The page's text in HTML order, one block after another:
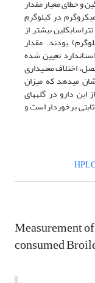
و خطای معیار مقدار
در عضلات سینه 54/5 ± 18/39 میکروگرم در کیلوگرم
تتراسایکلین بیشتر از
در کیلوگرم) بودند. مقدار
تعیین شده
اختلاف معنی­داری
می­دهد که میزان
این دارو در گله­های
برخوردار است و
Measurement
consumed